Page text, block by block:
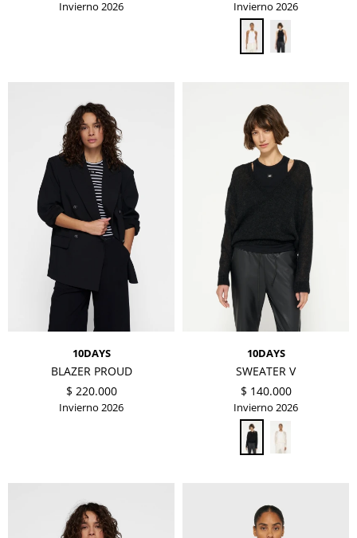
Invierno 2026 Invierno 2026
10DAYS
BLAZER PROUD
$ 220.000
Invierno 2026
10DAYS
SWEATER V
$ 140.000
Invierno 2026